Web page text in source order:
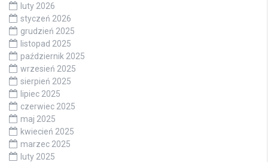
luty 2026
styczeń 2026
grudzień 2025
listopad 2025
październik 2025
wrzesień 2025
sierpień 2025
lipiec 2025
czerwiec 2025
maj 2025
kwiecień 2025
marzec 2025
luty 2025